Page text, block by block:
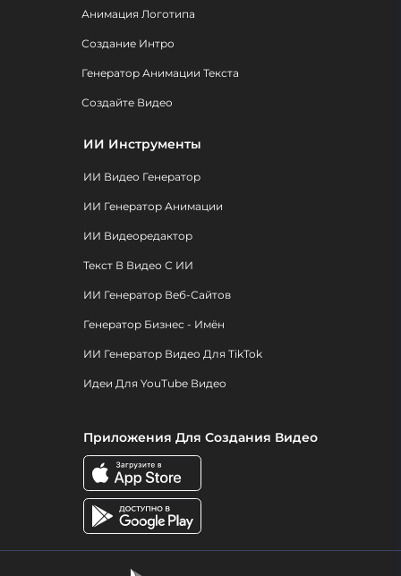
Анимация Логотипа
Создание Интро
Генератор Анимации Текста
Создайте Видео
ИИ Инструменты
ИИ Видео Генератор
ИИ Генератор Анимации
ИИ Видеоредактор
Текст В Видео С ИИ
ИИ Генератор Веб-Сайтов
Генератор Бизнес - Имён
ИИ Генератор Видео Для TikTok
Идеи Для YouTube Видео
Приложения Для Создания Видео